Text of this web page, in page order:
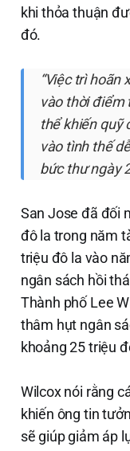
khi thỏa thuận
đó.
“Việc trì hoãn
vào thời điểm
thể khiến quỹ
vào tình thế
bức thư ngày
San Jose đã đối
đô la trong năm
triệu đô la vào
ngân sách hồi
Thành phố Lee
thâm hụt ngân
khoảng 25 triệu
Wilcox nói rằng
khiến ông tin
sẽ giúp giảm áp